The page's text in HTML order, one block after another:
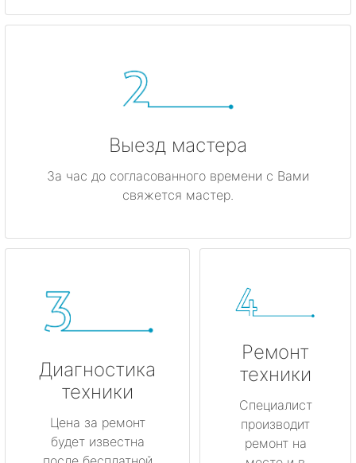
Выезд мастера
За час до согласованного времени с Вами
свяжется мастер.
Диагностика
техники
Цена за ремонт
будет известна
Ремонт
техники
Специалист
производит
ремонт на